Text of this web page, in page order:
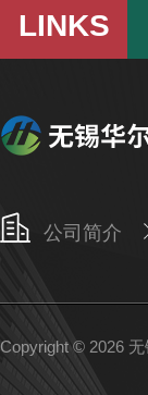
LINKS
公司简介
Copyright © 2026